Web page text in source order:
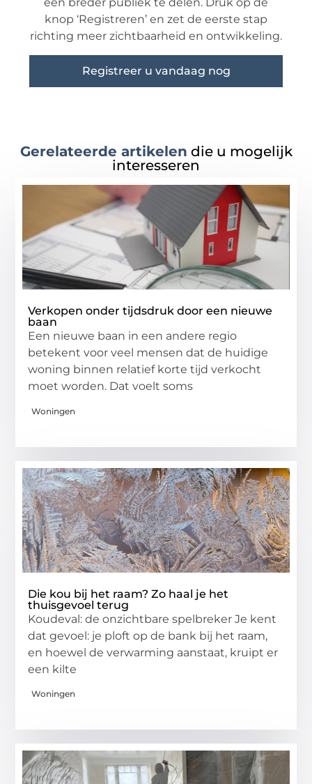
knop ‘Registreren’ en zet de eerste stap
richting meer zichtbaarheid en ontwikkeling.
Registreer u vandaag nog
Gerelateerde artikelen die u mogelijk
interesseren
Verkopen onder tijdsdruk door een nieuwe
baan
Een nieuwe baan in een andere regio
betekent voor veel mensen dat de huidige
woning binnen relatief korte tijd verkocht
moet worden. Dat voelt soms
Woningen
Die kou bij het raam? Zo haal je het
thuisgevoel terug
Koudeval: de onzichtbare spelbreker Je kent
dat gevoel: je ploft op de bank bij het raam,
en hoewel de verwarming aanstaat, kruipt er
een kilte
Woningen